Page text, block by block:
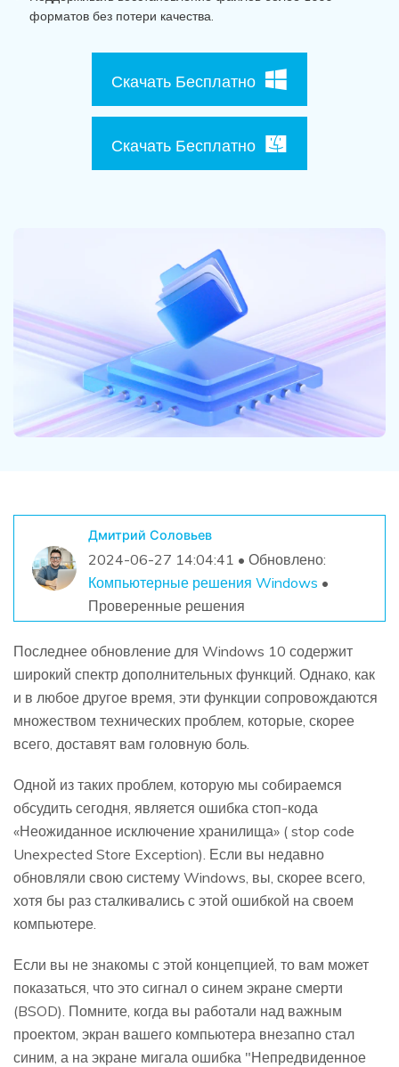
Информационный центр
НАЙТИ БОЛЬШЕ РЕШЕНИЙ
Поиск
форматов без потери качества.
Скачать Бесплатно
Скачать Бесплатно
Дмитрий Соловьев
2024-06-27 14:04:41 • Обновлено:
Компьютерные решения Windows •
Проверенные решения
Последнее обновление для Windows 10 содержит
широкий спектр дополнительных функций. Однако, как
и в любое другое время, эти функции сопровождаются
множеством технических проблем, которые, скорее
всего, доставят вам головную боль.
Одной из таких проблем, которую мы собираемся
обсудить сегодня, является ошибка стоп-кода
«Неожиданное исключение хранилища» ( stop code
Unexpected Store Exception). Если вы недавно
обновляли свою систему Windows, вы, скорее всего,
хотя бы раз сталкивались с этой ошибкой на своем
компьютере.
Если вы не знакомы с этой концепцией, то вам может
показаться, что это сигнал о синем экране смерти
(BSOD). Помните, когда вы работали над важным
проектом, экран вашего компьютера внезапно стал
синим, а на экране мигала ошибка "Непредвиденное